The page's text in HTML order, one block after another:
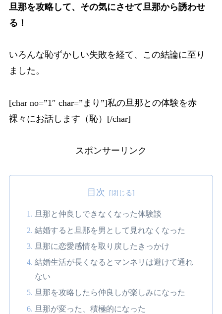
旦那を攻略して、その気にさせて旦那から誘わせ
る！
いろんな恥ずかしい失敗を経て、この結論に至り
ました。
[char no=”1″ char=”まり”]私の旦那との体験を赤
裸々にお話します（恥）[/char]
スポンサーリンク
目次
旦那と仲良しできなくなった体験談
結婚すると旦那を男として見れなくなった
旦那に恋愛感情を取り戻したきっかけ
結婚生活が長くなるとマンネリは避けて通れ
ない
旦那を攻略したら仲良しが楽しみになった
旦那が変った、積極的になった